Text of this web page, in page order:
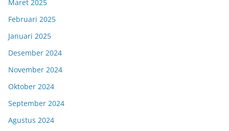
Maret 2025
Februari 2025
Januari 2025
Desember 2024
November 2024
Oktober 2024
September 2024
Agustus 2024